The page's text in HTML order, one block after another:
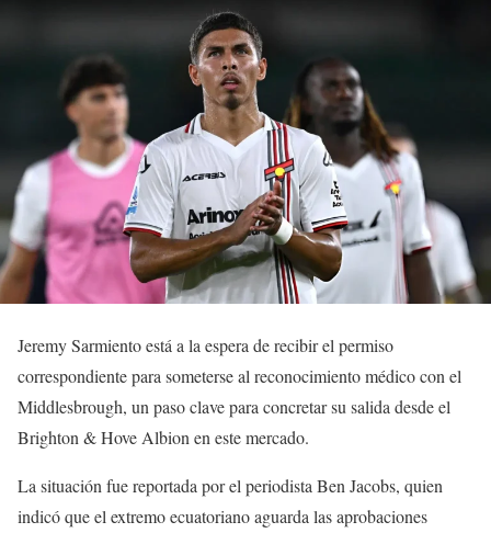
Jeremy Sarmiento está a la espera de recibir el permiso
correspondiente para someterse al reconocimiento médico con el
Middlesbrough, un paso clave para concretar su salida desde el
Brighton & Hove Albion en este mercado.
La situación fue reportada por el periodista Ben Jacobs, quien
indicó que el extremo ecuatoriano aguarda las aprobaciones